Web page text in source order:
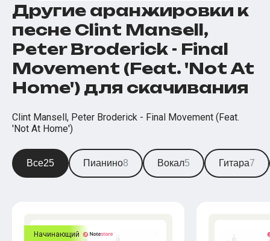
Другие аранжировки к
песне Clint Mansell,
Peter Broderick - Final
Movement (Feat. 'Not At
Home') для скачивания
Clint Mansell, Peter Broderick - Final Movement (Feat.
'Not At Home')
Все25 Пианино8 Вокал5 Гитара7
Начинающий